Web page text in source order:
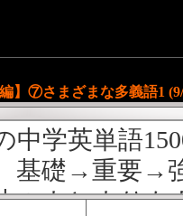
】⑦さまざまな多義語1
中学英単語
基礎→重要→
のまとまりも